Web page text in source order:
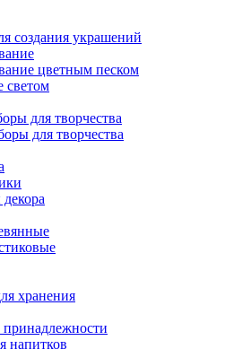
создания украшений
цветным песком
светом
для творчества
для творчества
хранения
напитков